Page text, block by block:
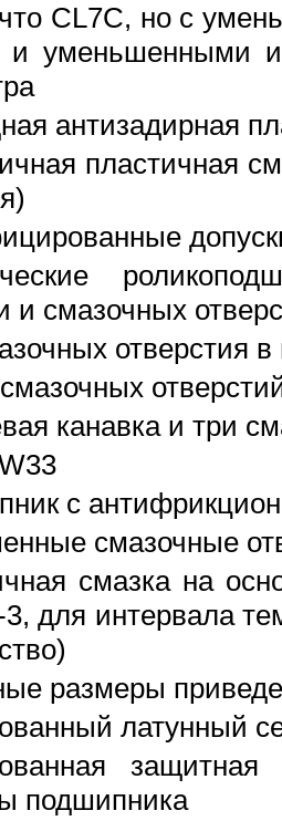
CL7C, но с
и уменьшенными
антизадирная
пластичная
и смазочных
отверстия
канавка и три
с
смазочные
смазка на
для интервала
размеры
латунный
подшипника